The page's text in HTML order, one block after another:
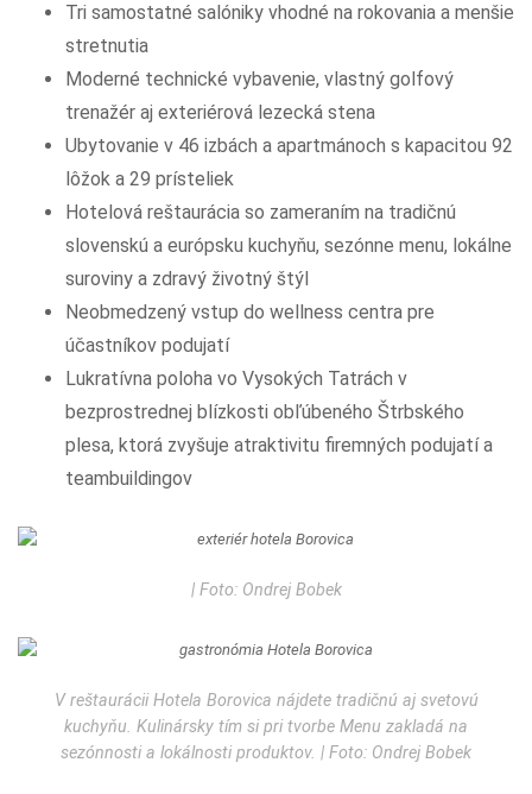
Tri samostatné salóniky vhodné na rokovania a menšie
stretnutia
Moderné technické vybavenie, vlastný golfový
trenažér aj exteriérová lezecká stena
Ubytovanie v 46 izbách a apartmánoch s kapacitou 92
lôžok a 29 prísteliek
Hotelová reštaurácia so zameraním na tradičnú
slovenskú a európsku kuchyňu, sezónne menu, lokálne
suroviny a zdravý životný štýl
Neobmedzený vstup do wellness centra pre
účastníkov podujatí
Lukratívna poloha vo Vysokých Tatrách v
bezprostrednej blízkosti obľúbeného Štrbského
plesa, ktorá zvyšuje atraktivitu firemných podujatí a
teambuildingov
| Foto: Ondrej Bobek
V reštaurácii Hotela Borovica nájdete tradičnú aj svetovú
kuchyňu. Kulinársky tím si pri tvorbe Menu zakladá na
sezónnosti a lokálnosti produktov. | Foto: Ondrej Bobek